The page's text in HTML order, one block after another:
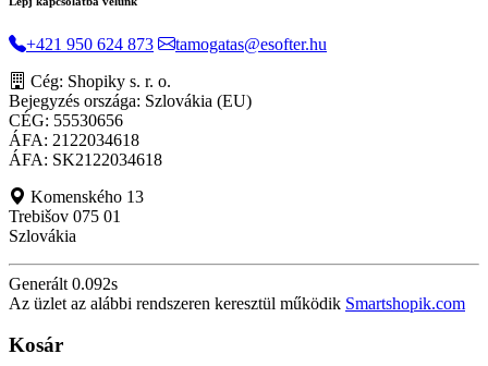
+421 950 624 873
tamogatas@esofter.hu
Cég: Shopiky s. r. o.
Bejegyzés országa: Szlovákia (EU)
CÉG: 55530656
ÁFA: 2122034618
ÁFA: SK2122034618
Komenského 13
Trebišov 075 01
Szlovákia
Generált 0.092s
Az üzlet az alábbi rendszeren keresztül működik Smartshopik.com
Kosár